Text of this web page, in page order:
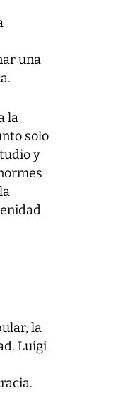
una
la
solo
y
la
Luigi